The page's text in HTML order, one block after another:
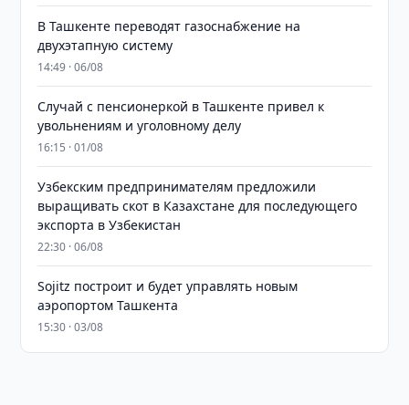
В Ташкенте переводят газоснабжение на
двухэтапную систему
14:49 · 06/08
Случай с пенсионеркой в Ташкенте привел к
увольнениям и уголовному делу
16:15 · 01/08
Узбекским предпринимателям предложили
выращивать скот в Казахстане для последующего
экспорта в Узбекистан
22:30 · 06/08
Sojitz построит и будет управлять новым
аэропортом Ташкента
15:30 · 03/08